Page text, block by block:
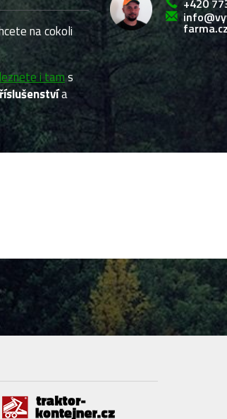
na cokoli
i tams
a
+420
farma.cz